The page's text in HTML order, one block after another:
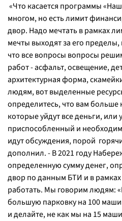
«Что касается программы
многом, но есть лимит
двор. Надо мечтать в рамках
мечты выходят за его
что все вопросы вопросы
работ - асфальт, освещение,
архитектурная форма,
людям, вот выделенные
определитесь, что вам больше
которые уйдут все деньги,
приспособленный и
идут обсуждения, порой
дополнил. -В 2021 году
определенную сумму денег,
двор по данным БТИ и в
работать. Мы говорим людям:
большую парковку на 100
и делайте, не как мы на 15